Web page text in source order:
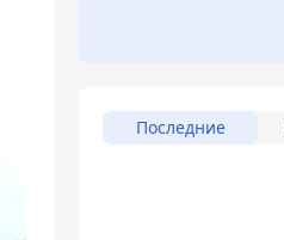
Последние